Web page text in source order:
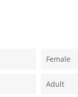
Female
Adult